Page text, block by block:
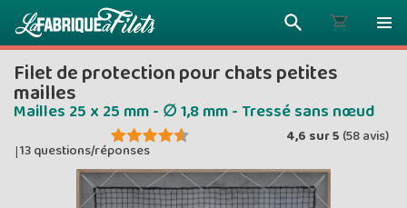
Plus vous
Filet de protection pour chats petites
mailles
Mailles 25 x 25 mm - ∅ 1,8 mm - Tressé sans nœud
4,6 sur5 (58avis)
|13 questions/réponses